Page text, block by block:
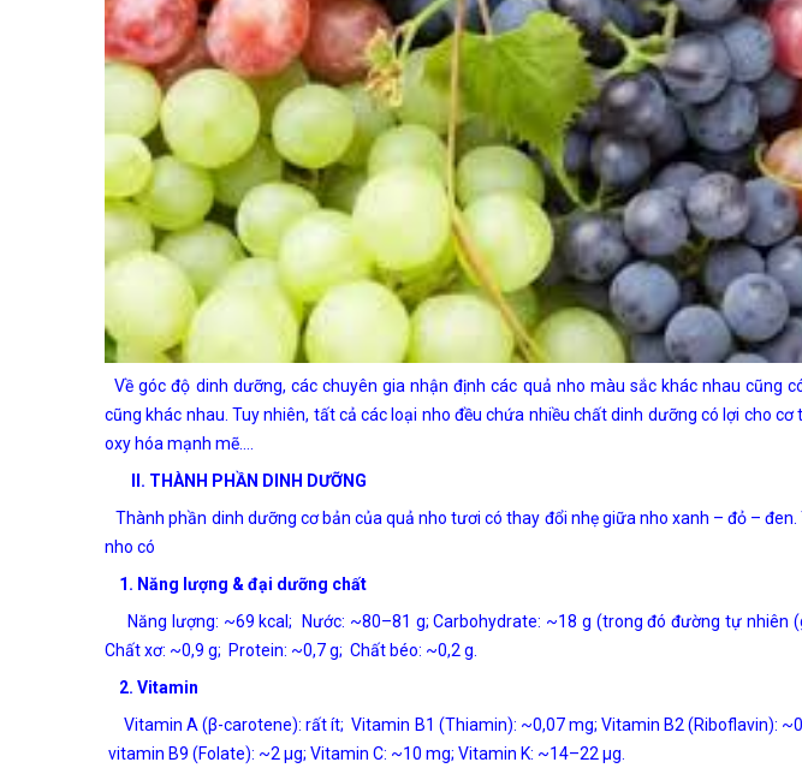
Về góc độ dinh dưỡng, các chuyên gia nhận định các quả nho màu sắc khác nhau cũng
cũng khác nhau. Tuy nhiên, tất cả các loại nho đều chứa nhiều chất dinh dưỡng có lợi cho cơ
oxy hóa mạnh mẽ….
II. THÀNH PHẦN DINH DƯỠNG
Thành phần dinh dưỡng cơ bản của quả nho tươi có thay đổi nhẹ giữa nho xanh – đỏ –
nho có
1. Năng lượng & đại dưỡng chất
Năng lượng: ~69 kcal; Nước: ~80–81 g; Carbohydrate: ~18 g (trong đó đường tự nhiên
Chất xơ: ~0,9 g; Protein: ~0,7 g; Chất béo: ~0,2 g.
2. Vitamin
Vitamin A (β-carotene): rất ít; Vitamin B1 (Thiamin): ~0,07 mg; Vitamin B2 (Riboflavin):
vitamin B9 (Folate): ~2 µg; Vitamin C: ~10 mg; Vitamin K: ~14–22 µg.